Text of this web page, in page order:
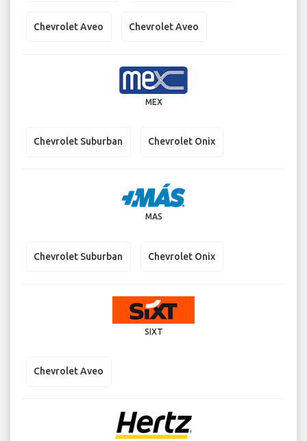
Chevrolet Aveo Chevrolet Aveo
MEX
Chevrolet Suburban Chevrolet Onix
MAS
Chevrolet Suburban Chevrolet Onix
SIXT
Chevrolet Aveo